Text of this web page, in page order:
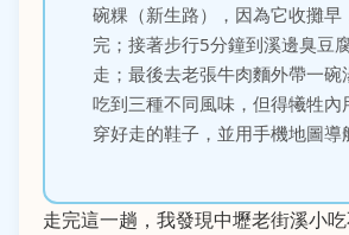
碗粿（新生路），因為它收攤
完；接著步行5分鐘到溪邊臭豆
走；最後去老張牛肉麵外帶一碗
吃到三種不同風味，但得犧牲內
穿好走的鞋子，並用手機地圖導
走完這一趟，我發現中壢老街溪小